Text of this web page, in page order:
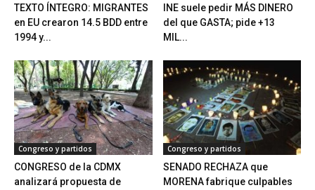
TEXTO ÍNTEGRO: MIGRANTES
en EU crearon 14.5 BDD entre
1994 y...
INE suele pedir MÁS DINERO
del que GASTA; pide +13
MIL...
Congreso y partidos
CONGRESO de la CDMX
analizará propuesta de
Congreso y partidos
SENADO RECHAZA que
MORENA fabrique culpables